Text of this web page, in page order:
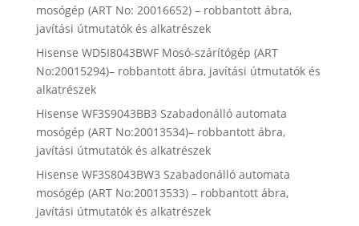
mosógép (ART No: 20016652) – robbantott ábra,
javítási útmutatók és alkatrészek
Hisense WD5I8043BWF Mosó-szárítógép (ART
No:20015294)– robbantott ábra, javítási útmutatók és
alkatrészek
Hisense WF3S9043BB3 Szabadonálló automata
mosógép (ART No:20013534)– robbantott ábra,
javítási útmutatók és alkatrészek
Hisense WF3S8043BW3 Szabadonálló automata
mosógép (ART No:20013533) – robbantott ábra,
javítási útmutatók és alkatrészek